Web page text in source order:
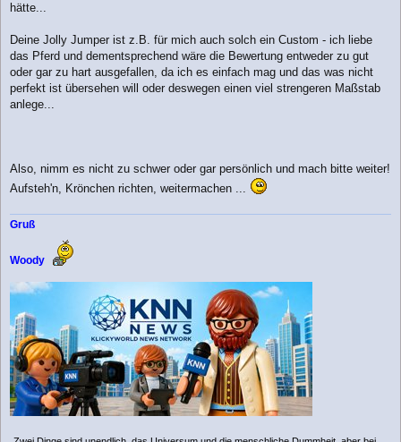
hätte...
Deine Jolly Jumper ist z.B. für mich auch solch ein Custom - ich liebe
das Pferd und dementsprechend wäre die Bewertung entweder zu gut
oder gar zu hart ausgefallen, da ich es einfach mag und das was nicht
perfekt ist übersehen will oder deswegen einen viel strengeren Maßstab
anlege...
Also, nimm es nicht zu schwer oder gar persönlich und mach bitte weiter!
Aufsteh'n, Krönchen richten, weitermachen ...
Gruß
Woody